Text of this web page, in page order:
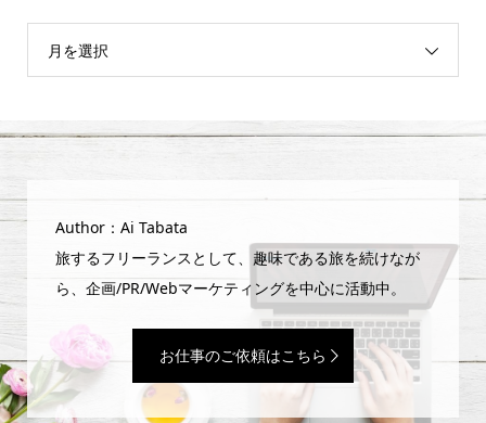
月を選択
Author：Ai Tabata
旅するフリーランスとして、趣味である旅を続けなが
ら、企画/PR/Webマーケティングを中心に活動中。
お仕事のご依頼はこちら